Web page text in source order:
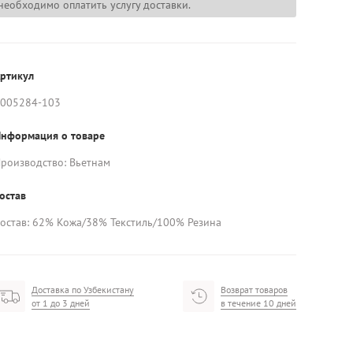
оплатить услугу доставки.
103
о товаре
Вьетнам
62% Кожа/38% Текстиль/100% Резина
Доставка по Узбекистану
от 1 до 3 дней
Возврат товаров
в течение 10 дней